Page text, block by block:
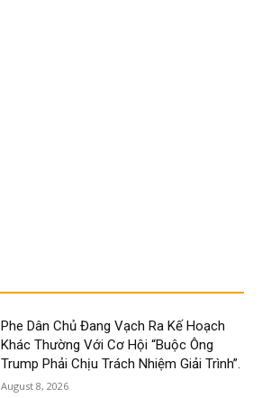
Phe Dân Chủ Đang Vạch Ra Kế Hoạch
Khác Thường Với Cơ Hội “Buộc Ông
Trump Phải Chịu Trách Nhiệm Giải Trình”.
August 8, 2026